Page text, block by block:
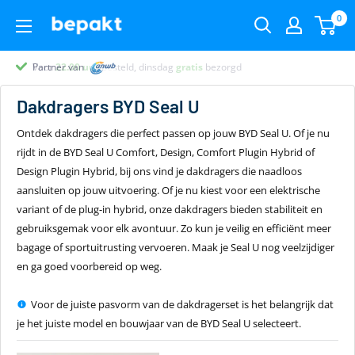
0
Voor22.00uurbesteld, dinsdag gratis bezorgd
Partner van
Partner van
Klantenbeoordeling 9.4
Dakdragers BYD Seal U
Ontdek dakdragers die perfect passen op jouw BYD Seal U. Of je nu
rijdt in de BYD Seal U Comfort, Design, Comfort Plugin Hybrid of
Design Plugin Hybrid, bij ons vind je dakdragers die naadloos
aansluiten op jouw uitvoering. Of je nu kiest voor een elektrische
variant of de plug-in hybrid, onze dakdragers bieden stabiliteit en
gebruiksgemak voor elk avontuur. Zo kun je veilig en efficiënt meer
bagage of sportuitrusting vervoeren. Maak je Seal U nog veelzijdiger
en ga goed voorbereid op weg.
Voor de juiste pasvorm van de dakdragerset is het belangrijk dat
je het juiste model en bouwjaar van de BYD Seal U selecteert.